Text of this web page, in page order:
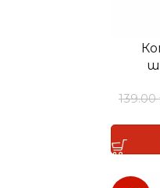
139.00